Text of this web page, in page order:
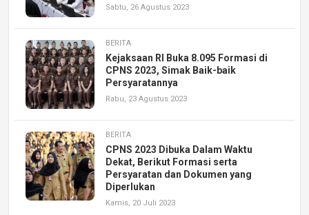
Sabtu, 26 Agustus 2023
BERITA
Kejaksaan RI Buka 8.095 Formasi di
CPNS 2023, Simak Baik-baik
Persyaratannya
Rabu, 23 Agustus 2023
BERITA
CPNS 2023 Dibuka Dalam Waktu
Dekat, Berikut Formasi serta
Persyaratan dan Dokumen yang
Diperlukan
Kamis, 20 Juli 2023